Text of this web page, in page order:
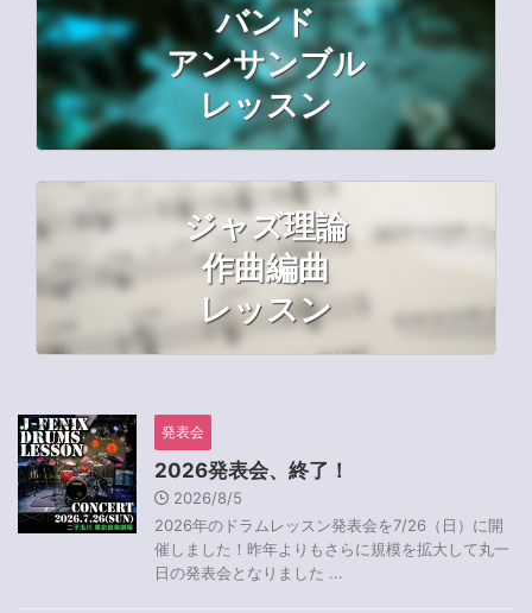
バンド
アンサンブル
レッスン
ジャズ理論
作曲編曲
レッスン
発表会
2026発表会、終了！
2026/8/5
2026年のドラムレッスン発表会を7/26（日）に開
催しました！昨年よりもさらに規模を拡大して丸一
日の発表会となりました ...